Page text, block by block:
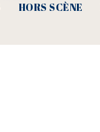
HORS SCÈNE